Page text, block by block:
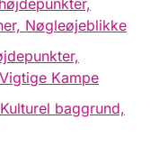
Nøgleøjeblikke
Kampe
baggrund,